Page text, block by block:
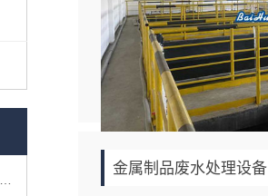
金属制品废水处理设备